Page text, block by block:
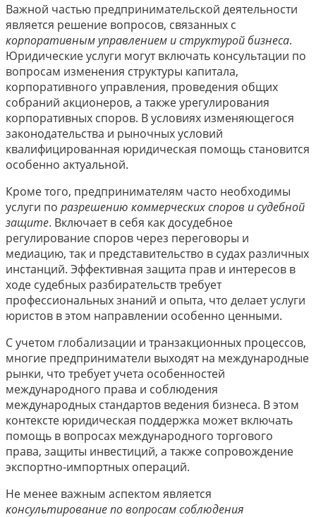
Важной частью предпринимательской деятельности
является решение вопросов, связанных с
корпоративным управлением и структурой бизнеса.
Юридические услуги могут включать консультации по
вопросам изменения структуры капитала,
корпоративного управления, проведения общих
собраний акционеров, а также урегулирования
корпоративных споров. В условиях изменяющегося
законодательства и рыночных условий
квалифицированная юридическая помощь становится
особенно актуальной.
Кроме того, предпринимателям часто необходимы
услуги по разрешению коммерческих споров и судебной
защите. Включает в себя как досудебное
регулирование споров через переговоры и
медиацию, так и представительство в судах различных
инстанций. Эффективная защита прав и интересов в
ходе судебных разбирательств требует
профессиональных знаний и опыта, что делает услуги
юристов в этом направлении особенно ценными.
С учетом глобализации и транзакционных процессов,
многие предприниматели выходят на международные
рынки, что требует учета особенностей
международного права и соблюдения
международных стандартов ведения бизнеса. В этом
контексте юридическая поддержка может включать
помощь в вопросах международного торгового
права, защиты инвестиций, а также сопровождение
экспортно-импортных операций.
Не менее важным аспектом является
консультирование по вопросам соблюдения